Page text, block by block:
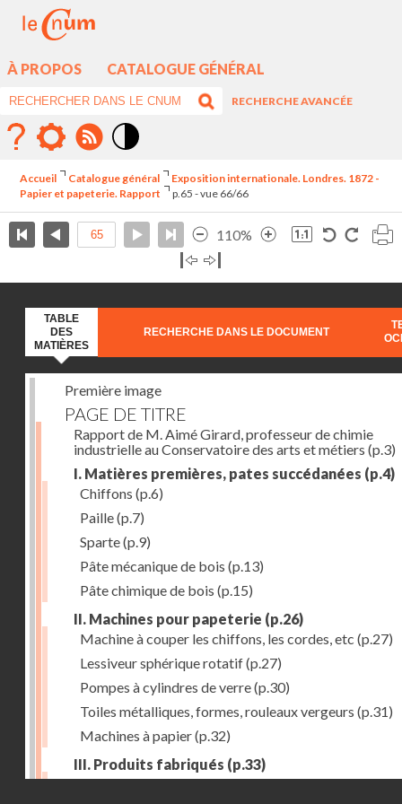
À PROPOS CATALOGUE GÉNÉRAL
RECHERCHE AVANCÉE
élévé
Accueil Catalogue général
Exposition internationale. Londres. 1872 -
Papier et papeterie. Rapport
p.65 - vue 66/66
110%
TABLE
DES
MATIÈRES
RECHERCHE DANS LE DOCUMENT
Première image
PAGE DE TITRE
Rapport de M. Aimé Girard, professeur de chimie
industrielle au Conservatoire des arts et métiers (p.3)
I. Matières premières, pates succédanées (p.4)
Chiffons (p.6)
Paille(p.7)
Sparte(p.9)
Pâte mécanique de bois (p.13)
Pâte chimique de bois (p.15)
II. Machines pour papeterie (p.26)
Machine à couper les chiffons, les cordes, etc (p.27)
Lessiveur sphérique rotatif(p.27)
Pompes à cylindres de verre(p.30)
Toiles métalliques, formes, rouleaux vergeurs (p.31)
Machines à papier(p.32)
III. Produits fabriqués (p.33)
Papiers à journaux(p.39)